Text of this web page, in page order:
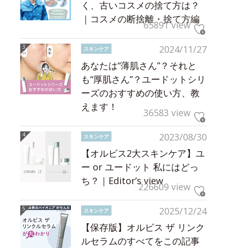
く、古いコスメの捨て方は？
｜コスメの断捨離・捨て方編
65891 view
2024/11/27
スキンケア
あなたは“薄肌さん”？それと
も“厚肌さん”？ユードットシリ
ーズのおすすめの使い方、教
えます！
36583 view
2023/08/30
スキンケア
【オルビス2大スキンケア】ユ
ー or ユードット 私にはどっ
ち？｜Editor’s view226609 view
2025/12/24
スキンケア
【保存版】オルビス ザ リンク
ルセラムのすべてをこの記事